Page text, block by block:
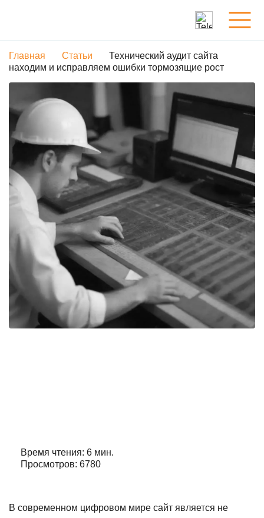
Услуги
Портфолио
Статьи
Контакты
Главная Статьи
Технический аудит сайта
находим и исправляем ошибки тормозящие рост
Время чтения: 6 мин.
Просмотров: 6780
В современном цифровом мире сайт является не